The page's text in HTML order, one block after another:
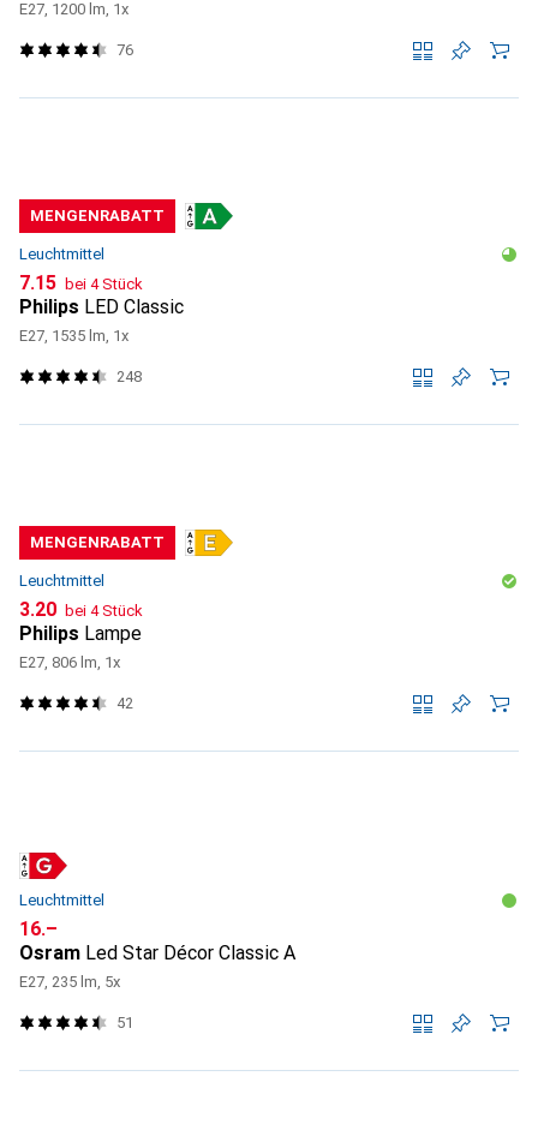
E27, 1200 lm, 1x
76
MENGENRABATT
Leuchtmittel
CHF
7.15 bei 4 Stück
Philips LED Classic
E27, 1535 lm, 1x
248
MENGENRABATT
Leuchtmittel
CHF
3.20 bei 4 Stück
Philips Lampe
E27, 806 lm, 1x
42
Leuchtmittel
CHF
16.–
Osram Led Star Décor Classic A
E27, 235 lm, 5x
51